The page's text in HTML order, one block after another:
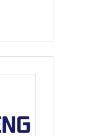
로 CRO
내는 물
부터, 향
지니어,
체 및
해 우
경영철